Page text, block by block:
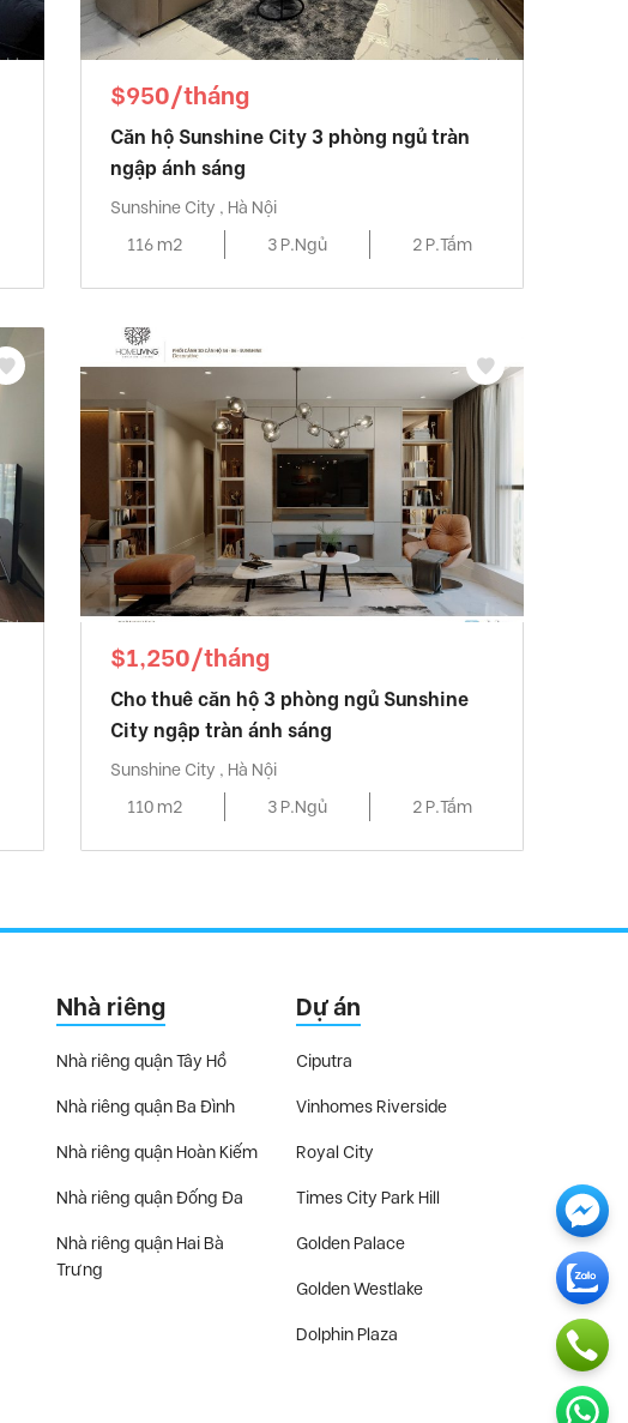
$950/tháng
Căn hộ Sunshine City 3 phòng ngủ tràn
ngập ánh sáng
Sunshine City , Hà Nội
116 m2
3 P.Ngủ 2 P.Tắm
$1,250/tháng
Cho thuê căn hộ 3 phòng ngủ Sunshine
City ngập tràn ánh sáng
Sunshine City , Hà Nội
110 m2
3 P.Ngủ 2 P.Tắm
Nhà riêng
Nhà riêng quận Tây Hồ
Nhà riêng quận Ba Đình
Nhà riêng quận Hoàn Kiếm
Nhà riêng quận Đống Đa
Nhà riêng quận Hai Bà
Trưng
Dự án
Ciputra
Vinhomes Riverside
Royal City
Times City Park Hill
Golden Palace
Golden Westlake
Dolphin Plaza